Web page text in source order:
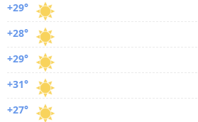
+29°
+28°
+29°
+31°
+27°